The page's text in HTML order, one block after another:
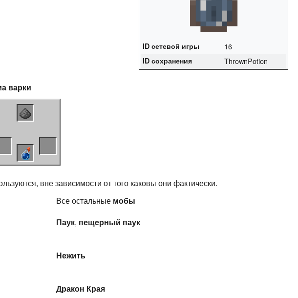
ID сетевой игры 16
ID сохранения ThrownPotion
варки
вне зависимости от того каковы они фактически.
Все остальные мобы
Паук, пещерный паук
Нежить
Дракон Края